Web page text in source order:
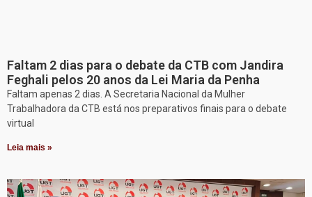
Faltam 2 dias para o debate da CTB com Jandira
Feghali pelos 20 anos da Lei Maria da Penha
Faltam apenas 2 dias. A Secretaria Nacional da Mulher
Trabalhadora da CTB está nos preparativos finais para o debate
virtual
Leia mais »